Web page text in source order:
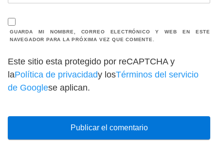
GUARDA MI NOMBRE, CORREO ELECTRÓNICO Y WEB EN ESTE
NAVEGADOR PARA LA PRÓXIMA VEZ QUE COMENTE.
Este sitio esta protegido por reCAPTCHA y
laPolítica de privacidady losTérminos del servicio
de Googlese aplican.